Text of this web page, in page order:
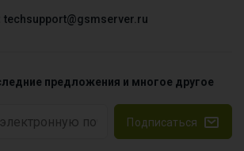
techsupport@gsmserver.ru
предложения и многое другое
Подписаться